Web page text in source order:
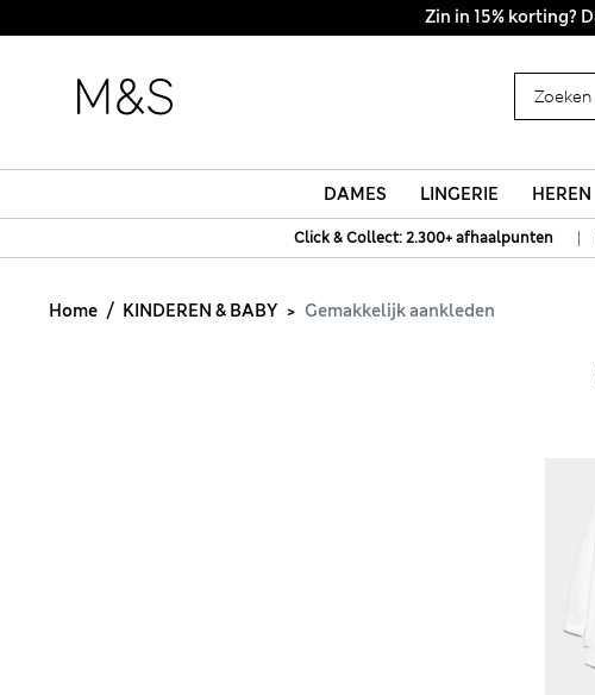
DAMES LINGERIE HEREN
Click & Collect: 2.300+ afhaalpunten |
Home KINDEREN & BABY Gemakkelijk aankleden